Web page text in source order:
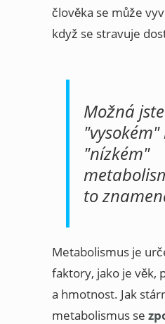
člověka se může
když se stravuje
Možná
"nízkém"
to
Metabolismus je
faktory, jako je věk,
a hmotnost. Jak
metabolismus se